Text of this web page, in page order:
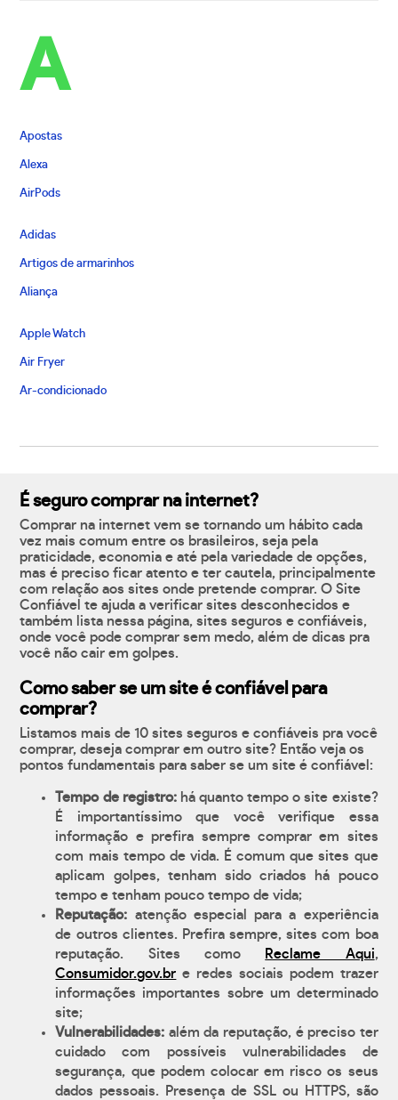
A
Apostas
Alexa
AirPods
Adidas
Artigos de armarinhos
Aliança
Apple Watch
Air Fryer
Ar-condicionado
É seguro comprar na internet?
Comprar na internet vem se tornando um hábito cada
vez mais comum entre os brasileiros, seja pela
praticidade, economia e até pela variedade de opções,
mas é preciso ficar atento e ter cautela, principalmente
com relação aos sites onde pretende comprar. O Site
Confiável te ajuda a verificar sites desconhecidos e
também lista nessa página, sites seguros e confiáveis,
onde você pode comprar sem medo, além de dicas pra
você não cair em golpes.
Como saber se um site é confiável para
comprar?
Listamos mais de 10 sites seguros e confiáveis pra você
comprar, deseja comprar em outro site? Então veja os
pontos fundamentais para saber se um site é confiável:
Tempo de registro:há quanto tempo o site existe?
É importantíssimo que você verifique essa
informação e prefira sempre comprar em sites
com mais tempo de vida. É comum que sites que
aplicam golpes, tenham sido criados há pouco
tempo e tenham pouco tempo de vida;
Reputação: atenção especial para a experiência
de outros clientes. Prefira sempre, sites com boa
reputação. Sites como
Reclame Aqui,
Consumidor.gov.br e redes sociais podem trazer
informações importantes sobre um determinado
site;
Vulnerabilidades: além da reputação, é preciso ter
cuidado com possíveis vulnerabilidades de
segurança, que podem colocar em risco os seus
dados pessoais. Presença de SSL ou HTTPS, são